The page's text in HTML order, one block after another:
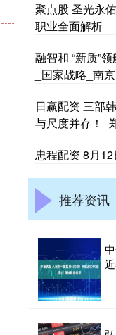
聚点股 圣光永
职业全面解析
融智和 “新质”
_国家战略_南京
日赢配资 三部
与尺度并存！_
忠程配资 8月
推荐资讯